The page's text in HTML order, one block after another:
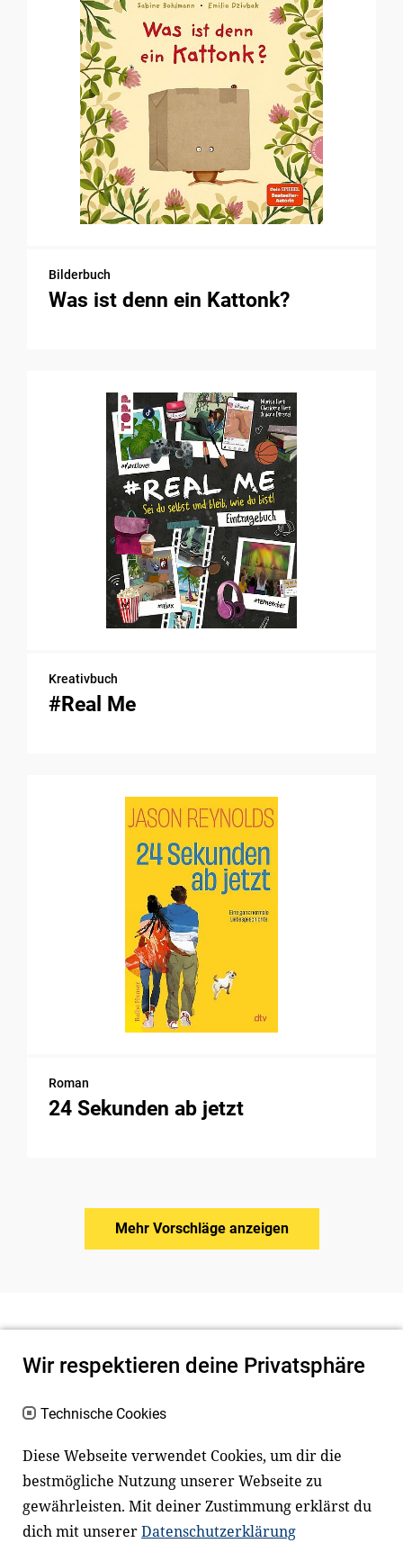
Bilderbuch
Was ist denn ein Kattonk?
Kreativbuch
#Real Me
Roman
24 Sekunden ab jetzt
Mehr Vorschläge anzeigen
Newsletter
Facebook LinkedIn
Wir respektieren deine Privatsphäre
Technische Cookies
Diese Webseite verwendet Cookies, um dir die
bestmögliche Nutzung unserer Webseite zu
gewährleisten. Mit deiner Zustimmung erklärst du
dich mit unsererDatenschutzerklärung